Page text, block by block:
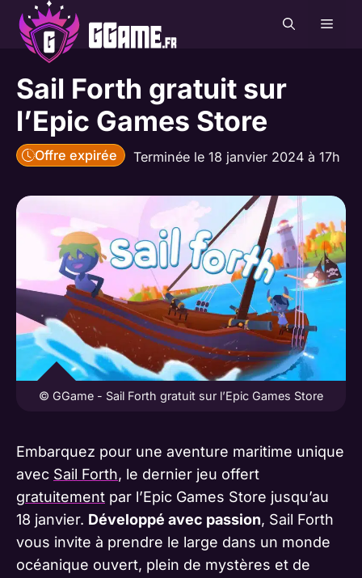
Aller
contenu
Sail Forth gratuit sur
l’Epic Games Store
Offre expirée Terminée le 18 janvier 2024 à 17h
© GGame - Sail Forth gratuit sur l’Epic Games Store
Embarquez pour une aventure maritime unique
avec Sail Forth, le dernier jeu offert
gratuitement par l’Epic Games Store jusqu’au
18 janvier. Développé avec passion, Sail Forth
vous invite à prendre le large dans un monde
océanique ouvert, plein de mystères et de